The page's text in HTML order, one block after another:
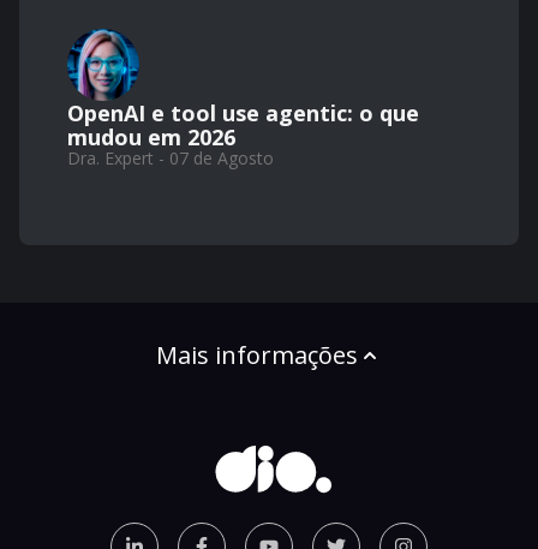
OpenAI e tool use agentic: o que
mudou em 2026
Dra. Expert - 07 de Agosto
Mais informações